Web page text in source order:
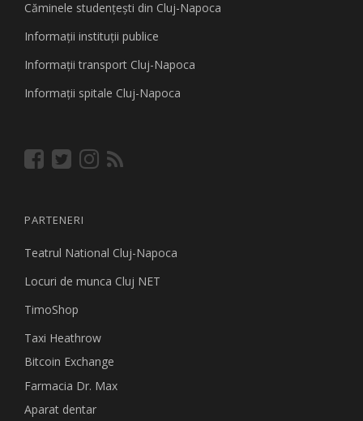
Căminele studenţeşti din Cluj-Napoca
Informaţii instituţii publice
Informaţii transport Cluj-Napoca
Informaţii spitale Cluj-Napoca
PARTENERI
Teatrul National Cluj-Napoca
Locuri de munca Cluj NET
TimoShop
Taxi Heathrow
Bitcoin Exchange
Farmacia Dr. Max
Aparat dentar